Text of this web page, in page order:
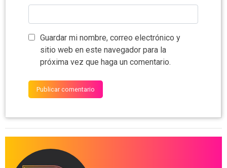
Guardar mi nombre, correo electrónico y
sitio web en este navegador para la
próxima vez que haga un comentario.